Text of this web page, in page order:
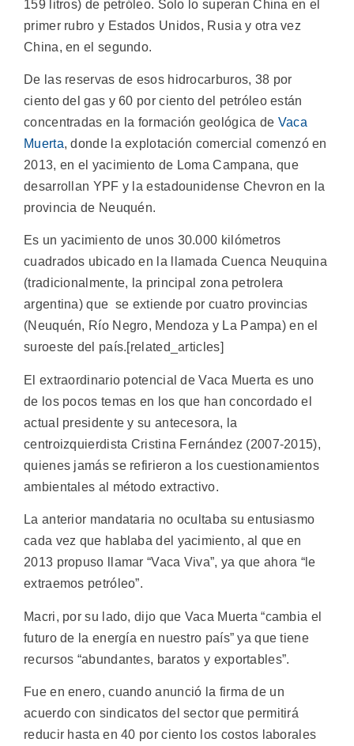
159 litros) de petróleo. Solo lo superan China en el
primer rubro y Estados Unidos, Rusia y otra vez
China, en el segundo.
De las reservas de esos hidrocarburos, 38 por
ciento del gas y 60 por ciento del petróleo están
concentradas en la formación geológica de Vaca
Muerta, donde la explotación comercial comenzó en
2013, en el yacimiento de Loma Campana, que
desarrollan YPF y la estadounidense Chevron en la
provincia de Neuquén.
Es un yacimiento de unos 30.000 kilómetros
cuadrados ubicado en la llamada Cuenca Neuquina
(tradicionalmente, la principal zona petrolera
argentina) que se extiende por cuatro provincias
(Neuquén, Río Negro, Mendoza y La Pampa) en el
suroeste del país.[related_articles]
El extraordinario potencial de Vaca Muerta es uno
de los pocos temas en los que han concordado el
actual presidente y su antecesora, la
centroizquierdista Cristina Fernández (2007-2015),
quienes jamás se refirieron a los cuestionamientos
ambientales al método extractivo.
La anterior mandataria no ocultaba su entusiasmo
cada vez que hablaba del yacimiento, al que en
2013 propuso llamar “Vaca Viva”, ya que ahora “le
extraemos petróleo”.
Macri, por su lado, dijo que Vaca Muerta “cambia el
futuro de la energía en nuestro país” ya que tiene
recursos “abundantes, baratos y exportables”.
Fue en enero, cuando anunció la firma de un
acuerdo con sindicatos del sector que permitirá
reducir hasta en 40 por ciento los costos laborales